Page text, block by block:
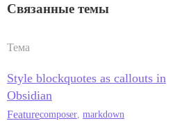
Связанные темы
Тема
Style blockquotes as callouts in
Obsidian
Featurecomposer, markdown